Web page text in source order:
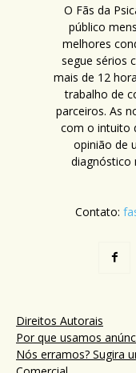
O Fãs da
público
melhores
segue sérios
mais de 12
trabalho de
parceiros. As
com o intuito
opinião de
diagnóstico
Contato:
Direitos Autorais
Por que usamos
Nós erramos? Sugira